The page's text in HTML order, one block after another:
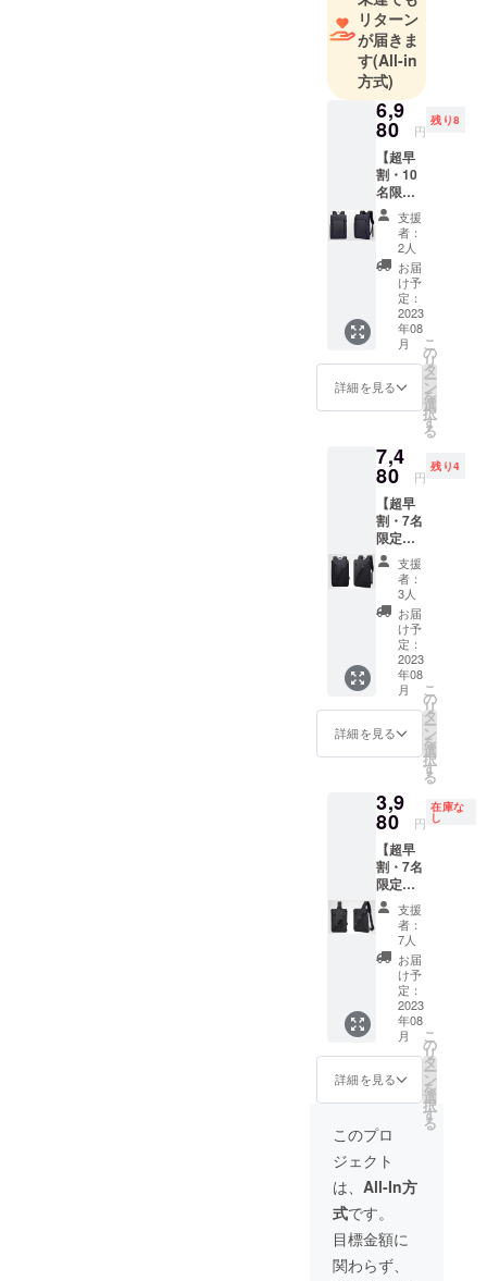
「日本未上
陸の製品」
にフォーカ
スして、日
常生活のプ
ラスαになる
商品のご提
供をしてお
ります。本
プロジェク
トの商品に
よって、皆
様が快適な
生活を過ご
していただ
けたら幸い
です。みな
さまの熱い
りますよ
う、何卒宜
しくお願い
申し上げま
す。
リターン
が届きま
す(All-in
方式)
6,9
80 円
残り8
【超早
割・10
名限
定・
50％OF
F】２
ジッ
パー
バック
パック×
1個 ＜
特典＞
超早
割・
50%OF
F【定価
円】 ＜
確認事
項＞ プ
ロジェ
クト
ページ
下部
「リス
クと
チャレ
ンジ」
をご覧
くださ
い。
支援
者：
2人
お届
け予
定：
2023
年08
月
詳細を見る
こ
の
リ
タ
ー
ン
を
選
択
す
る
7,4
80 円
残り4
【超早
割・7名
限定・
50％OF
F】１
ジッ
パー
バック
パック
× 1個 ＜
特典＞
超早
割・
50%OF
F【定価
14,980
確認事
項＞ プ
ロジェ
クト
ページ
下部
「リス
クと
チャレ
ンジ」
をご覧
くださ
い。
支援
者：
3人
お届
け予
定：
2023
年08
月
詳細を見る
こ
の
リ
タ
ー
ン
を
選
択
す
る
3,9
80 円
在庫な
し
【超早
割・7名
限定・
50％OF
F】ボ
ディ
バッグ×
1個 ＜
特典＞
超早
割・
50%OF
F【定価
7,980
円】 ＜
確認事
項＞ プ
ロジェ
クト
ページ
下部
「リス
クと
チャレ
ンジ」
支援
者：
7人
お届
け予
定：
2023
年08
月
詳細を見る
こ
の
リ
タ
ー
ン
を
選
択
す
る
このプロ
ジェクト
は、 All-In方
式です。
目標金額に
関わらず、